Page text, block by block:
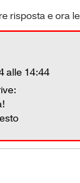
risposta e ora
alle 14:44